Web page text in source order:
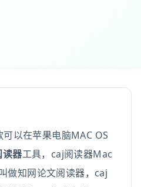
可以在苹果电脑MAC OS
器工具，caj阅读器Mac
做知网论文阅读器，caj